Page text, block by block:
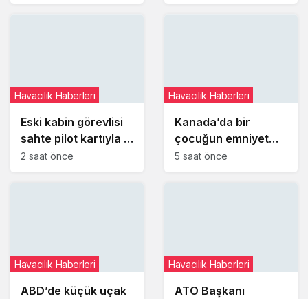
Eski kabin görevlisi
sahte pilot kartıyla 3
ABD hava yolu
Havacılık Haberleri
2 saat önce
Kanada’da bir
çocuğun emniyet
kemerini takmaması
Havacılık Haberleri
5 saat önce
ABD’de küçük uçak
Havacılık Haberleri
ATO Başkanı
Havacılık Haberleri